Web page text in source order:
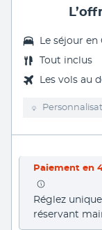
Le séjour
Tout inclus
Les vols au
Paiement en
Réglez
réservant